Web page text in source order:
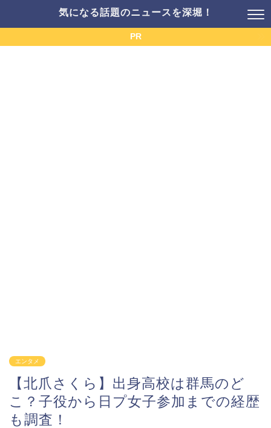
気になる話題のニュースを深堀！
PR
エンタメ
【北爪さくら】出身高校は群馬のど
こ？子役から日プ女子参加までの経歴
も調査！